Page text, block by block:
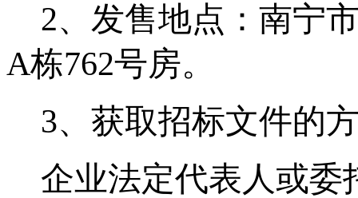
2、 发售地点：南宁
A栋762号房。
3、 获取招标文件的
企业法定代表人或委